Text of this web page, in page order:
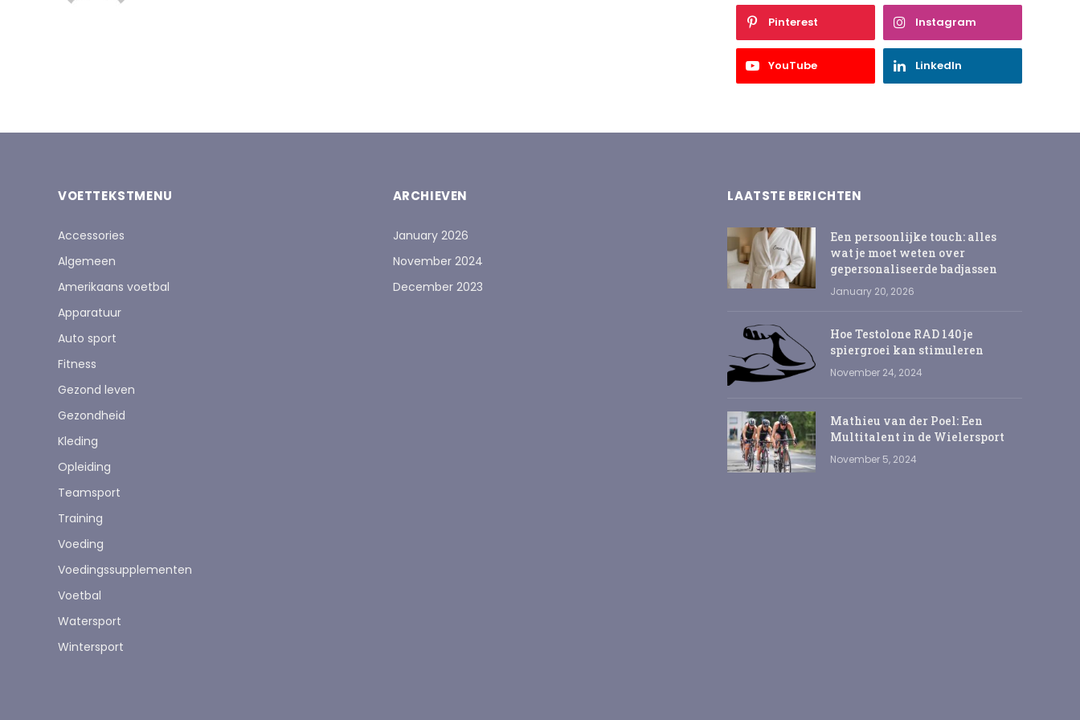
Pinterest Instagram
YouTube LinkedIn
VOETTEKSTMENU
Accessories
Algemeen
Amerikaans voetbal
Apparatuur
Auto sport
Fitness
Gezond leven
Gezondheid
Kleding
Opleiding
Teamsport
Training
Voeding
Voedingssupplementen
Voetbal
Watersport
Wintersport
ARCHIEVEN
January 2026
November 2024
December 2023
LAATSTE BERICHTEN
Een persoonlijke touch: alles
wat je moet weten over
gepersonaliseerde badjassen
January 20, 2026
Hoe Testolone RAD 140 je
spiergroei kan stimuleren
November 24, 2024
Mathieu van der Poel: Een
Multitalent in de Wielersport
November 5, 2024